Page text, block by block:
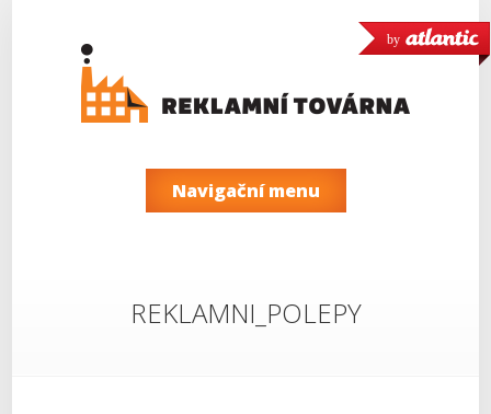
by
Navigační menu
REKLAMNI_POLEPY